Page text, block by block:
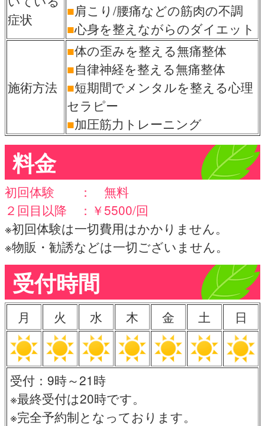
症状
■肩こり/腰痛などの筋肉の不調
■心身を整えながらのダイエット
施術方法
■体の歪みを整える無痛整体
■自律神経を整える無痛整体
■短期間でメンタルを整える心理
セラピー
■加圧筋力トレーニング
料金
初回体験 ： 無料
２回目以降 ：￥5500/回
※初回体験は一切費用はかかりません。
※物販・勧誘などは一切ございません。
受付時間
月 火 水 木 金 土 日
受付：9時～21時
※最終受付は20時です。
※完全予約制となっております。